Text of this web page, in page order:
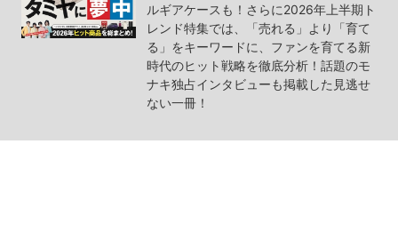
ルギアケースも！さらに2026年上半期ト
レンド特集では、「売れる」より「育て
る」をキーワードに、ファンを育てる新
時代のヒット戦略を徹底分析！話題のモ
ナキ独占インタビューも掲載した見逃せ
ない一冊！